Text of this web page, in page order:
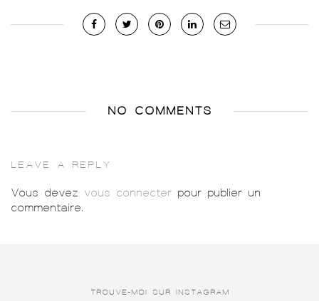
NO COMMENTS
LEAVE A REPLY
Vous devez vous connecter pour publier un
commentaire.
TROUVE-MOI SUR INSTAGRAM